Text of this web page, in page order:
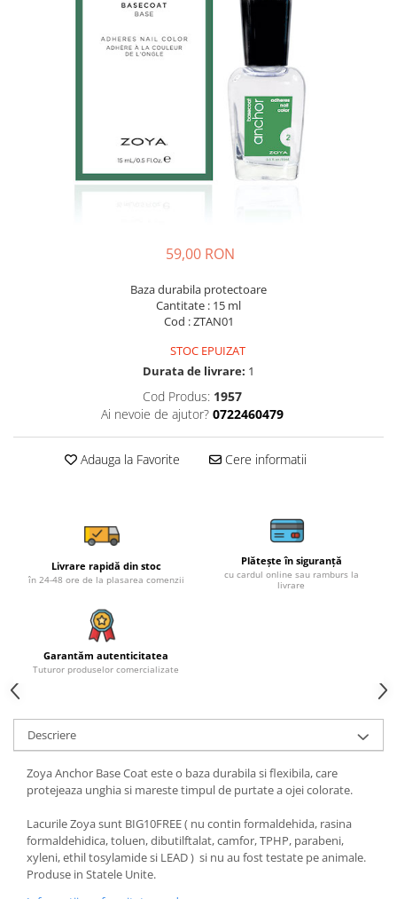
59,00 RON
Baza durabila protectoare
Cantitate : 15 ml
Cod : ZTAN01
STOC EPUIZAT
Durata de livrare: 1
Cod Produs: 1957
Ai nevoie de ajutor? 0722460479
Adauga la Favorite Cere informatii
Livrare rapidă din stoc
în 24-48 ore de la plasarea comenzii
Plătește în siguranță
cu cardul online sau ramburs la
livrare
Garantăm autenticitatea
Tuturor produselor comercializate
Descriere
Zoya Anchor Base Coat este o baza durabila si flexibila, care
protejeaza unghia si mareste timpul de purtate a ojei colorate.
Lacurile Zoya sunt BIG10FREE ( nu contin formaldehida, rasina
formaldehidica, toluen, dibutilftalat, camfor, TPHP, parabeni,
xyleni, ethil tosylamide si LEAD ) si nu au fost testate pe animale.
Produse in Statele Unite.